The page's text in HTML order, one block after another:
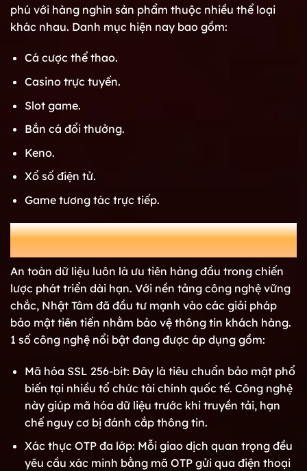
phú với hàng nghìn sản phẩm thuộc nhiều thể loại
khác nhau. Danh mục hiện nay bao gồm:
Cá cược thể thao.
Casino trực tuyến.
Slot game.
Bắn cá đổi thưởng.
Keno.
Xổ số điện tử.
Game tương tác trực tiếp.
Áp dụng nhiều biện pháp công nghệ bảo mật hàng
An toàn dữ liệu luôn là ưu tiên hàng đầu trong chiến
lược phát triển dài hạn. Với nền tảng công nghệ vững
chắc, Nhật Tâm đã đầu tư mạnh vào các giải pháp
bảo mật tiên tiến nhằm bảo vệ thông tin khách hàng.
1 số công nghệ nổi bật đang được áp dụng gồm:
Mã hóa SSL 256-bit: Đây là tiêu chuẩn bảo mật phổ
biến tại nhiều tổ chức tài chính quốc tế. Công nghệ
này giúp mã hóa dữ liệu trước khi truyền tải, hạn
chế nguy cơ bị đánh cắp thông tin.
Xác thực OTP đa lớp: Mỗi giao dịch quan trọng đều
yêu cầu xác minh bằng mã OTP gửi qua điện thoại